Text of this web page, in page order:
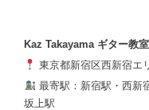
Kaz Takayama ギター教
東京都新宿区西新宿エ
最寄駅：新宿駅・西新
坂上駅